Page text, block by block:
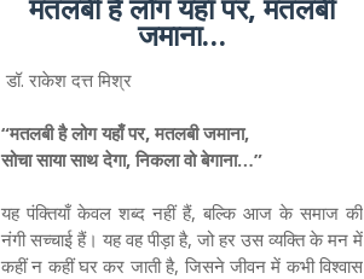
जमाना…
डॉ. राकेश दत्त मिश्र
“मतलबी है लोग यहाँ पर, मतलबी जमाना,
सोचा साया साथ देगा, निकला वो बेगाना…”
यह पंक्तियाँ केवल शब्द नहीं हैं, बल्कि आज के समाज की
नंगी सच्चाई हैं। यह वह पीड़ा है, जो हर उस व्यक्ति के मन में
कहीं न कहीं घर कर जाती है, जिसने जीवन में कभी विश्वास